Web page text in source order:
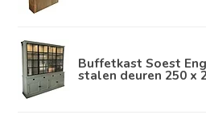
Buffetkast Soest
stalen deuren 250 x